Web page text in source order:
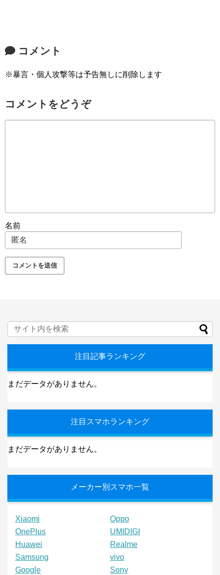
コメント
※暴言・個人攻撃等は予告無しに削除します
コメントをどうぞ
名前
注目記事ランキング
まだデータがありません。
注目スマホランキング
まだデータがありません。
メーカー別スマホ一覧
Xiaomi
Oppo
OnePlus
UMIDIGI
Huawei
Realme
Samsung
vivo
Google
Sony